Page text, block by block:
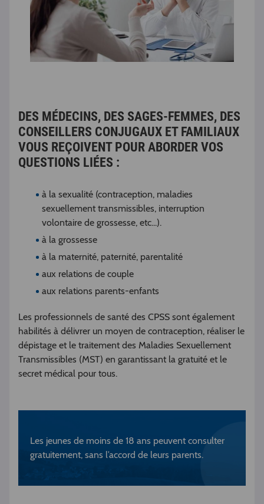
DES MÉDECINS, DES SAGES-FEMMES, DES
CONSEILLERS CONJUGAUX ET FAMILIAUX
VOUS REÇOIVENT POUR ABORDER VOS
QUESTIONS LIÉES :
à la sexualité (contraception, maladies
sexuellement transmissibles, interruption
volontaire de grossesse, etc...).
à la grossesse
à la maternité, paternité, parentalité
aux relations de couple
aux relations parents-enfants
Les professionnels de santé des CPSS sont également
habilités à délivrer un moyen de contraception, réaliser le
dépistage et le traitement des Maladies Sexuellement
Transmissibles (MST) en garantissant la gratuité et le
secret médical pour tous.
Les jeunes de moins de 18 ans peuvent consulter
gratuitement, sans l’accord de leurs parents.